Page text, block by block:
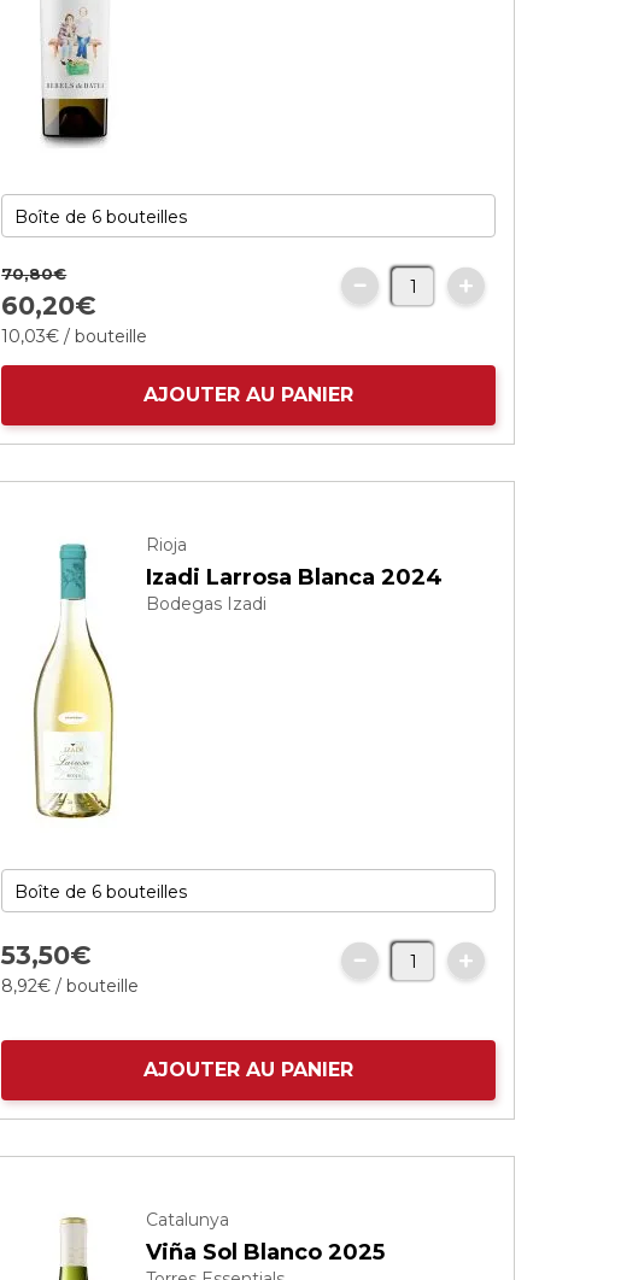
70,80€
60,20€
10,03€ / bouteille
AJOUTER AU PANIER
Rioja
Izadi Larrosa Blanca 2024
Bodegas Izadi
53,50€
8,92€ / bouteille
AJOUTER AU PANIER
Catalunya
Viña Sol Blanco 2025